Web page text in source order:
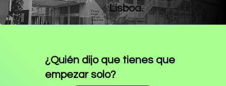
Lisboa.
¿Quién dijo que tienes que
empezar solo?